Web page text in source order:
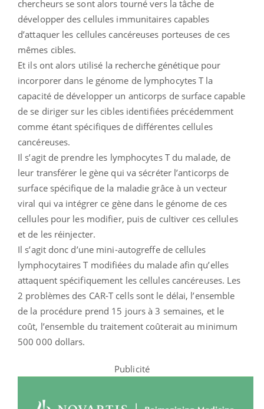
chercheurs se sont alors tourné vers la tâche de
développer des cellules immunitaires capables
d’attaquer les cellules cancéreuses porteuses de ces
mêmes cibles.
Et ils ont alors utilisé la recherche génétique pour
incorporer dans le génome de lymphocytes T la
capacité de développer un anticorps de surface capable
de se diriger sur les cibles identifiées précédemment
comme étant spécifiques de différentes cellules
cancéreuses.
Il s’agit de prendre les lymphocytes T du malade, de
leur transférer le gène qui va sécréter l’anticorps de
surface spécifique de la maladie grâce à un vecteur
viral qui va intégrer ce gène dans le génome de ces
cellules pour les modifier, puis de cultiver ces cellules
et de les réinjecter.
Il s’agit donc d’une mini-autogreffe de cellules
lymphocytaires T modifiées du malade afin qu’elles
attaquent spécifiquement les cellules cancéreuses. Les
2 problèmes des CAR-T cells sont le délai, l’ensemble
de la procédure prend 15 jours à 3 semaines, et le
coût, l’ensemble du traitement coûterait au minimum
500 000 dollars.
Publicité